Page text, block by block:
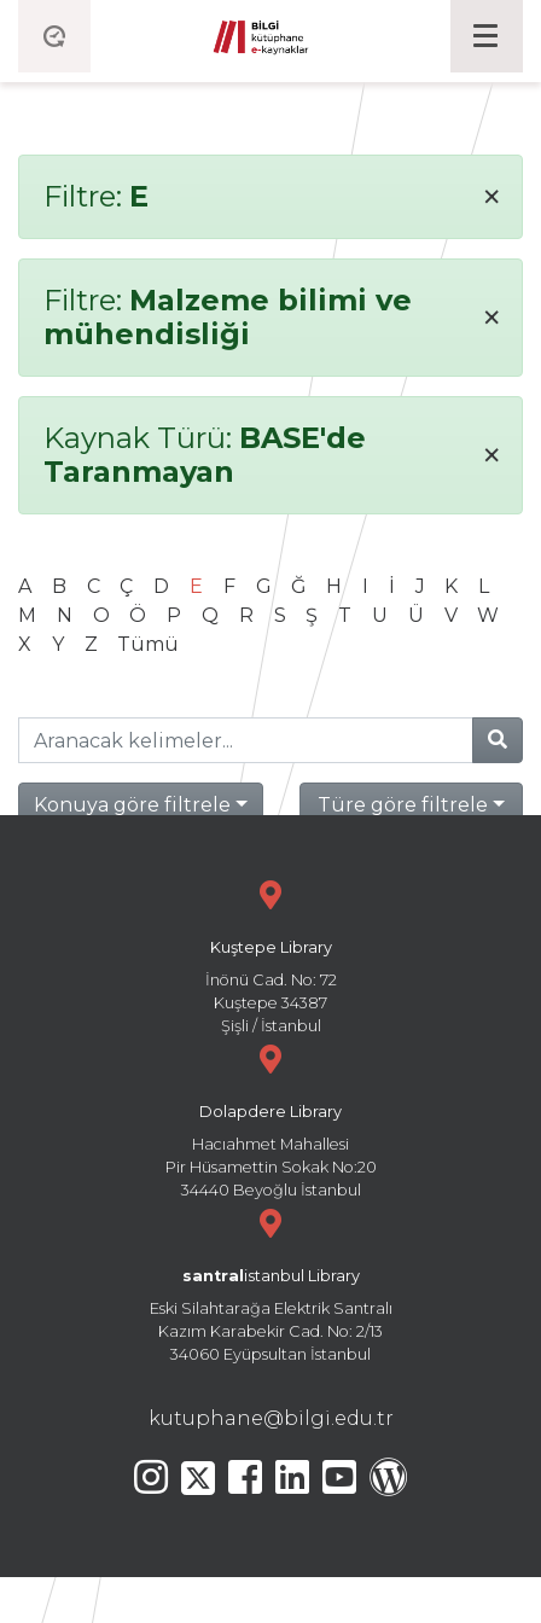
Filtre: E ×
Filtre: Malzeme bilimi ve
mühendisliği
×
Kaynak Türü: BASE'de
Taranmayan
×
A B C Ç D E F G Ğ H I İ J K
L
M
N O Ö P Q R S Ş T U Ü V
W
X
Y Z Tümü
Konuya göre filtrele Türe göre filtrele
Kuştepe Library
İnönü Cad. No: 72
Kuştepe 34387
Şişli / İstanbul
Dolapdere Library
Hacıahmet Mahallesi
Pir Hüsamettin Sokak No:20
34440 Beyoğlu İstanbul
santral istanbul Library
Eski Silahtarağa Elektrik Santralı
Kazım Karabekir Cad. No: 2/13
34060 Eyüpsultan İstanbul
kutuphane@bilgi.edu.tr